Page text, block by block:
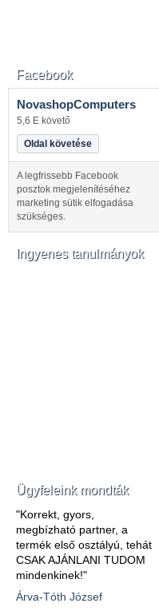
Facebook
NovashopComputers
5,6 E követő
Oldal követése
A legfrissebb Facebook
posztok megjelenítéséhez
marketing sütik elfogadása
szükséges.
Ingyenes tanulmányok
Ügyfeleink mondták
"Korrekt, gyors,
megbízható partner, a
termék első osztályú, tehát
CSAK AJÁNLANI TUDOM
mindenkinek!"
Árva-Tóth József